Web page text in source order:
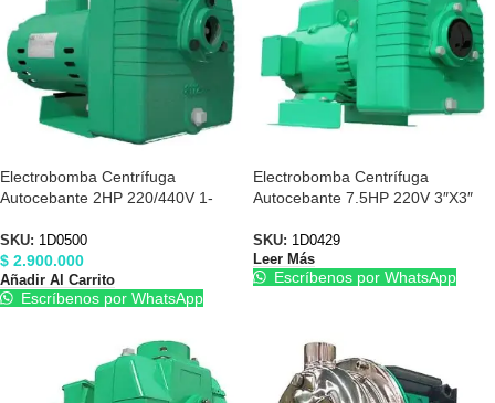
Electrobomba Centrífuga
Autocebante 2HP 220/440V 1-
SKU: 1D0500
$ 2.900.000
Añadir Al Carrito
Escríbenos por WhatsApp
Electrobomba Centrífuga
Autocebante 7.5HP 220V 3″X3″
SKU: 1D0429
Leer Más
Escríbenos por WhatsApp